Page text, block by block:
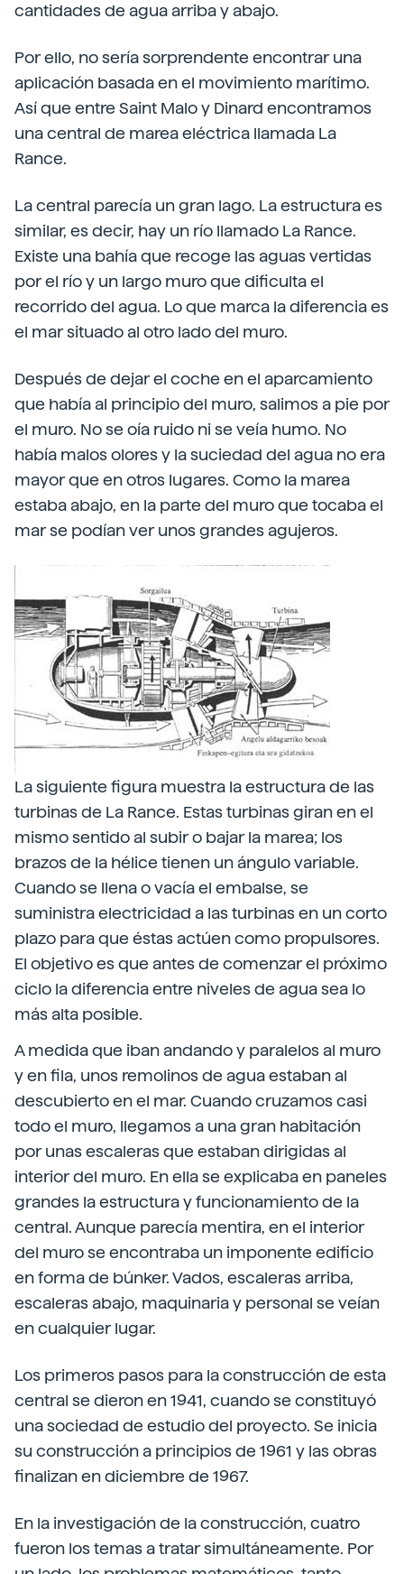
cantidades de agua arriba y abajo.
Por ello, no sería sorprendente encontrar una
aplicación basada en el movimiento marítimo.
Así que entre Saint Malo y Dinard encontramos
una central de marea eléctrica llamada La
Rance.
La central parecía un gran lago. La estructura es
similar, es decir, hay un río llamado La Rance.
Existe una bahía que recoge las aguas vertidas
por el río y un largo muro que dificulta el
recorrido del agua. Lo que marca la diferencia es
el mar situado al otro lado del muro.
Después de dejar el coche en el aparcamiento
que había al principio del muro, salimos a pie por
el muro. No se oía ruido ni se veía humo. No
había malos olores y la suciedad del agua no era
mayor que en otros lugares. Como la marea
estaba abajo, en la parte del muro que tocaba el
mar se podían ver unos grandes agujeros.
La siguiente figura muestra la estructura de las
turbinas de La Rance. Estas turbinas giran en el
mismo sentido al subir o bajar la marea; los
brazos de la hélice tienen un ángulo variable.
Cuando se llena o vacía el embalse, se
suministra electricidad a las turbinas en un corto
plazo para que éstas actúen como propulsores.
El objetivo es que antes de comenzar el próximo
ciclo la diferencia entre niveles de agua sea lo
más alta posible.
A medida que iban andando y paralelos al muro
y en fila, unos remolinos de agua estaban al
descubierto en el mar. Cuando cruzamos casi
todo el muro, llegamos a una gran habitación
por unas escaleras que estaban dirigidas al
interior del muro. En ella se explicaba en paneles
grandes la estructura y funcionamiento de la
central. Aunque parecía mentira, en el interior
del muro se encontraba un imponente edificio
en forma de búnker. Vados, escaleras arriba,
escaleras abajo, maquinaria y personal se veían
en cualquier lugar.
Los primeros pasos para la construcción de esta
central se dieron en 1941, cuando se constituyó
una sociedad de estudio del proyecto. Se inicia
su construcción a principios de 1961 y las obras
finalizan en diciembre de 1967.
En la investigación de la construcción, cuatro
fueron los temas a tratar simultáneamente. Por